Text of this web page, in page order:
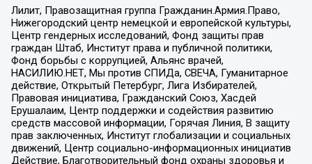
Лилит, Правозащитная группа Гражданин.Армия.Право,
Нижегородский центр немецкой и европейской культуры,
Центр гендерных исследований, Фонд защиты прав
граждан Штаб, Институт права и публичной политики,
Фонд борьбы с коррупцией, Альянс врачей,
НАСИЛИЮ.НЕТ, Мы против СПИДа, СВЕЧА, Гуманитарное
действие, Открытый Петербург, Лига Избирателей,
Правовая инициатива, Гражданский Союз, Хасдей
Ерушалаим, Центр поддержки и содействия развитию
средств массовой информации, Горячая Линия, В защиту
прав заключенных, Институт глобализации и социальных
движений, Центр социально-информационных инициатив
Действие, Благотворительный фонд охраны здоровья и